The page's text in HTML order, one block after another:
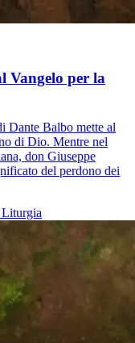
Vangelo per la
Dante Balbo mette al
di Dio. Mentre nel
don Giuseppe
del perdono dei
Liturgia